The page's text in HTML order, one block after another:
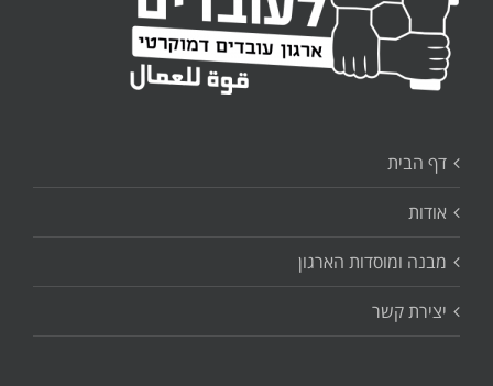
דף הבית
אודות
מבנה ומוסדות הארגון
יצירת קשר